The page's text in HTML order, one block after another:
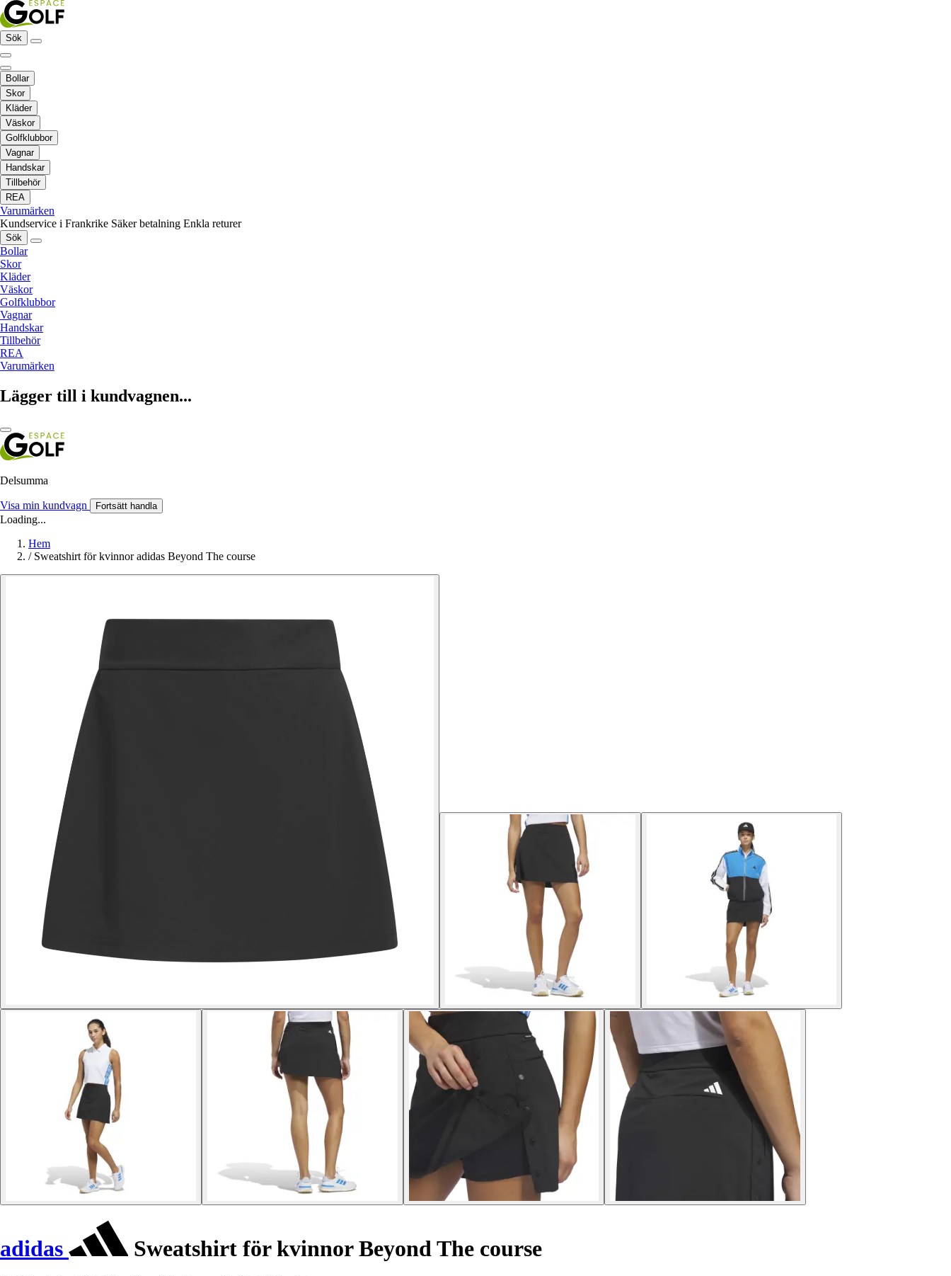
Sök
Bollar
Skor
Kläder
Väskor
Golfklubbor
Vagnar
Handskar
Tillbehör
REA
Varumärken
Kundservice i Frankrike Säker betalning Enkla returer
Sök
Bollar
Skor
Kläder
Väskor
Golfklubbor
Vagnar
Handskar
Tillbehör
REA
Varumärken
Lägger till i kundvagnen...
Delsumma
Visa min kundvagn Fortsätt handla
Loading...
Hem
/ Sweatshirt för kvinnor adidas Beyond The course
adidas Sweatshirt för kvinnor Beyond The course